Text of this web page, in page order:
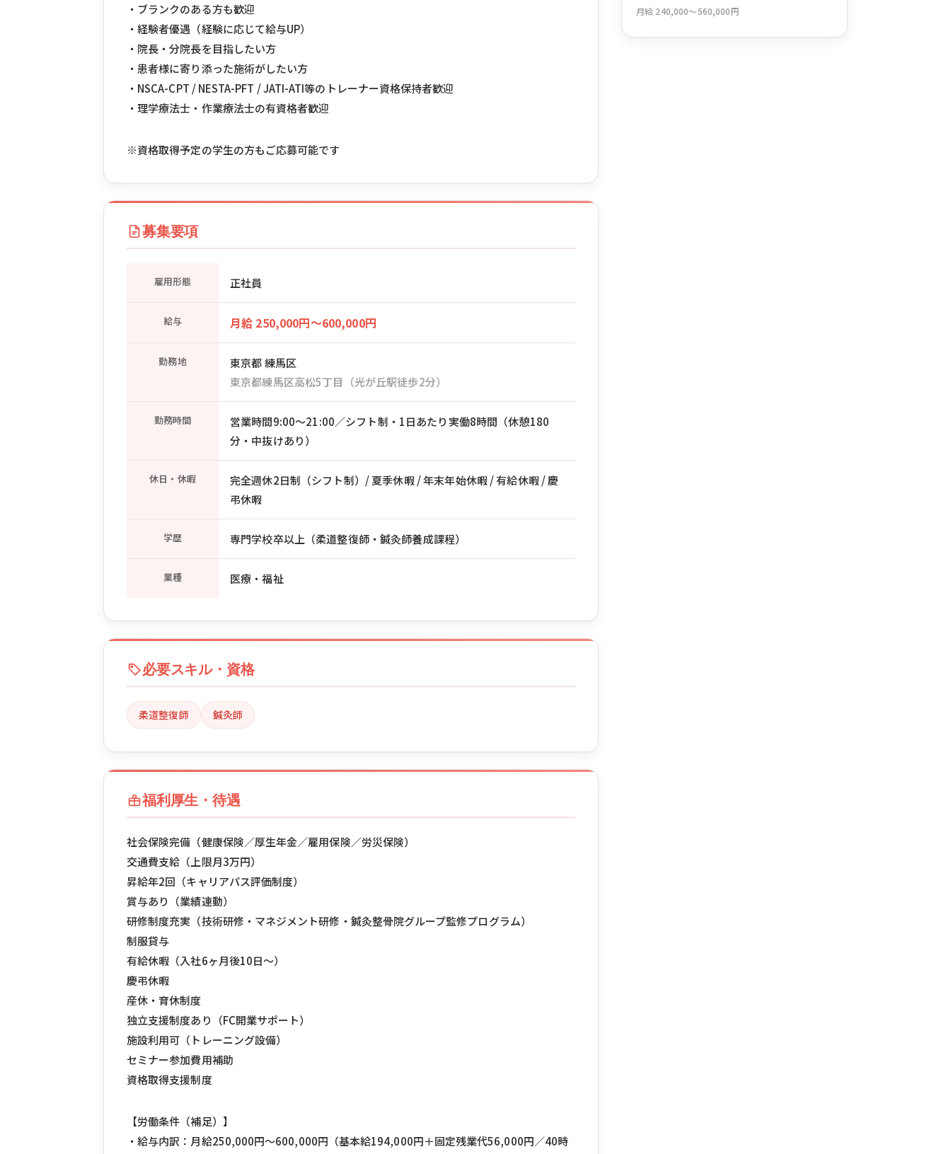
・ブランクのある方も歓迎
・経験者優遇（経験に応じて給与UP）
・院長・分院長を目指したい方
・患者様に寄り添った施術がしたい方
・NSCA-CPT / NESTA-PFT / JATI-ATI等のトレーナー資格保持者歓迎
・理学療法士・作業療法士の有資格者歓迎
※資格取得予定の学生の方もご応募可能です
募集要項
雇用形態 正社員
給与 月給 250,000円〜600,000円
勤務地
東京都 練馬区
東京都練馬区高松5丁目（光が丘駅徒歩2分）
勤務時間
営業時間9:00〜21:00／シフト制・1日あたり実働8時間（休憩180
分・中抜けあり）
休日・休暇
完全週休2日制（シフト制）/ 夏季休暇 / 年末年始休暇 / 有給休暇 / 慶
弔休暇
学歴 専門学校卒以上（柔道整復師・鍼灸師養成課程）
業種 医療・福祉
必要スキル・資格
柔道整復師 鍼灸師
福利厚生・待遇
社会保険完備（健康保険／厚生年金／雇用保険／労災保険）
交通費支給（上限月3万円）
昇給年2回（キャリアパス評価制度）
賞与あり（業績連動）
研修制度充実（技術研修・マネジメント研修・鍼灸整骨院グループ監修プログラム）
制服貸与
有給休暇（入社6ヶ月後10日〜）
慶弔休暇
産休・育休制度
独立支援制度あり（FC開業サポート）
施設利用可（トレーニング設備）
セミナー参加費用補助
資格取得支援制度
【労働条件（補足）】
・給与内訳：月給250,000円〜600,000円（基本給194,000円＋固定残業代56,000円／40時
月給 240,000〜560,000円